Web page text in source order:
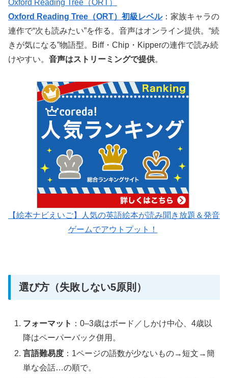
Oxford Reading Tree（ORT）
Oxford Reading Tree（ORT）初級レベル：家族キャラの
連作で“次も読みたい”を作る。音声はオンライン提供。“続
きが気になる”物語型。Biff・Chip・Kipperの連作で読み続
けやすい。 音声はストリーミングで提供。
【絵本ナビえいご】人気の英語絵本が読み聞き放題＆発音
ゲームでアウトプット！
選び方（失敗しない5原則）
フォーマット ：0–3歳はボード／しかけ中心、4歳以
降はペーパーバック併用。
言語難易度 ：1ページの語数が少ないもの→短文→簡
単な会話…の順で。